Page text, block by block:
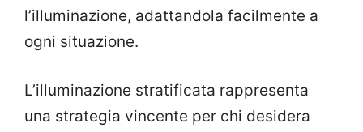
l’illuminazione, adattandola facilmente a
ogni situazione.
L’illuminazione stratificata rappresenta
una strategia vincente per chi desidera